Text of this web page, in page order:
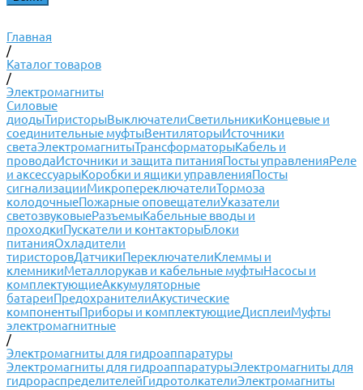
Главная
/
Каталог товаров
/
Электромагниты
Силовые
диодыТиристорыВыключателиСветильникиКонцевые и
соединительные муфтыВентиляторыИсточники
светаЭлектромагнитыТрансформаторыКабель и
проводаИсточники и защита питанияПосты управленияРеле
и аксессуарыКоробки и ящики управленияПосты
сигнализацииМикропереключателиТормоза
колодочныеПожарные оповещателиУказатели
светозвуковыеРазъемыКабельные вводы и
проходкиПускатели и контакторыБлоки
питанияОхладители
тиристоровДатчикиПереключателиКлеммы и
клемникиМеталлорукав и кабельные муфтыНасосы и
комплектующиеАккумуляторные
батареиПредохранителиАкустические
компонентыПриборы и комплектующиеДисплеиМуфты
электромагнитные
/
Электромагниты для гидроаппаратуры
Электромагниты для гидроаппаратурыЭлектромагниты для
гидрораспределителейГидротолкателиЭлектромагниты